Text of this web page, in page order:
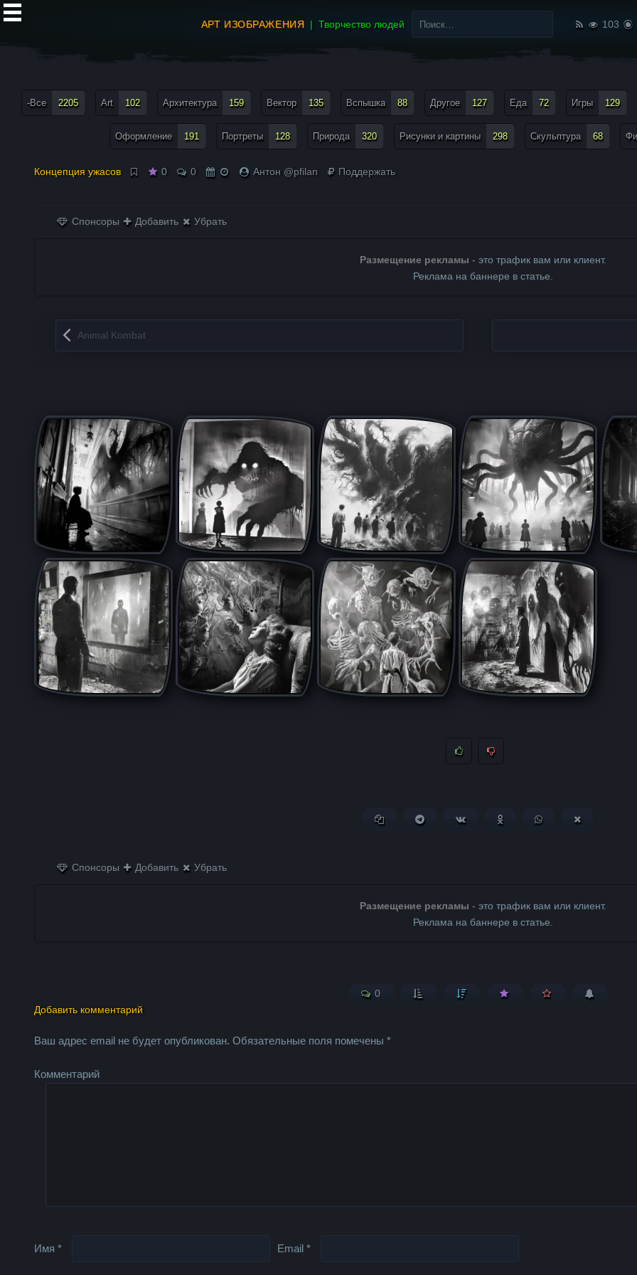
АРТ ИЗОБРАЖЕНИЯ Творчество людей
Найти:
103
-Все 2205 Art 102 Архитектура 159 Вектор 135 Вспышка 88 Другое 127 Еда 72 Игры 129
Оформление 191 Портреты 128 Природа 320 Рисунки и картины 298 Скульптура 68
Концепция ужасов 0 0 Антон @pfilan Поддержать
Спонсоры Добавить Убрать
Размещение рекламы - это трафик вам или клиент.
Реклама на баннере в статье.
Запись навигация
Animal Kombat
Копировать ссылкуПоделиться в Telegram
Поделиться ВКонтакте
Поделиться вПоделиться в
Спонсоры Добавить Убрать
Размещение рекламы - это трафик вам или клиент.
Реклама на баннере в статье.
0
Добавить комментарий
Ваш адрес email не будет опубликован. Обязательные поля помечены*
Комментарий
Имя* Email*